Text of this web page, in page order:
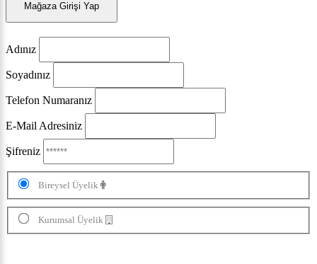
Mağaza Girişi Yap
Adınız
Soyadınız
Telefon Numaranız
E-Mail Adresiniz
Şifreniz
Bireysel Üyelik
Kurumsal Üyelik